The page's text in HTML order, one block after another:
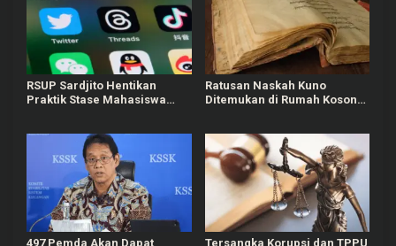
RSUP Sardjito Hentikan
Praktik Stase Mahasiswa
Ratusan Naskah Kuno
Ditemukan di Rumah Kosong
497 Pemda Akan Dapat
Tersangka Korupsi dan TPPU